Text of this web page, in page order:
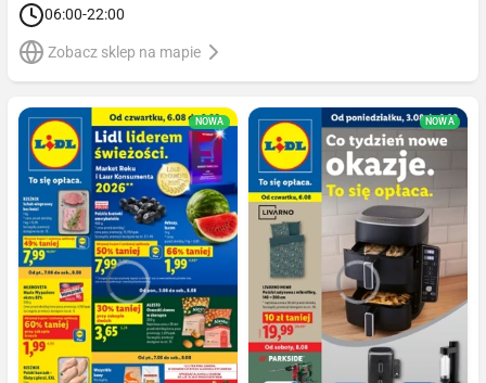
06:00-22:00
Zobacz sklep na mapie
NOWA NOWA